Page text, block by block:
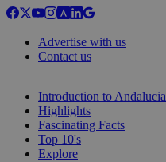
Advertise with us
Contact us
Introduction to Andalucia
Highlights
Fascinating Facts
Top 10's
Explore